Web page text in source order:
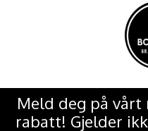
Meld deg på vårt
rabatt! Gjelder